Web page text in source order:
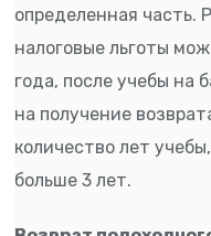
определенная часть.
налоговые льготы
года, после учебы на
на получение
количество лет
больше 3 лет.